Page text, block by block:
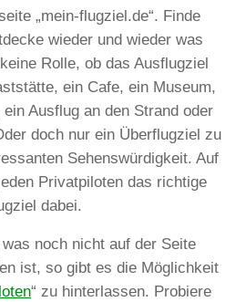
„mein-flugziel.de“. Finde
wieder und wieder was
Rolle, ob das Ausflugziel
ein Cafe, ein Museum,
Ausflug an den Strand oder
doch nur ein Überflugziel zu
Sehenswürdigkeit. Auf
Privatpiloten das richtige
dabei.
noch nicht auf der Seite
ist, so gibt es die Möglichkeit
“ zu hinterlassen. Probiere